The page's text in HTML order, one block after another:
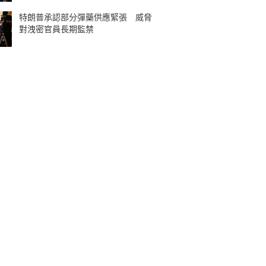
特朗普承認部分彈藥供應緊張 威脅
對洩密官員長期監禁